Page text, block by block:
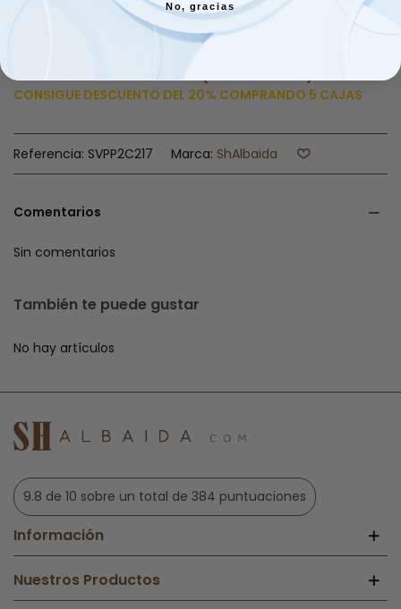
Medidas 30x40 cm (Servilleta desplegada)
50 servilletas por paquete
PRECIO POR CAJA COMPLETA (2400 unidades)
CONSIGUE DESCUENTO DEL 20% COMPRANDO 5 CAJAS
Referencia: SVPP2C217 Marca: ShAlbaida
Comentarios
Sin comentarios
También te puede gustar
No hay artículos
9.8 de 10 sobre un total de 384 puntuaciones
Información
Nuestros Productos
No, gracias